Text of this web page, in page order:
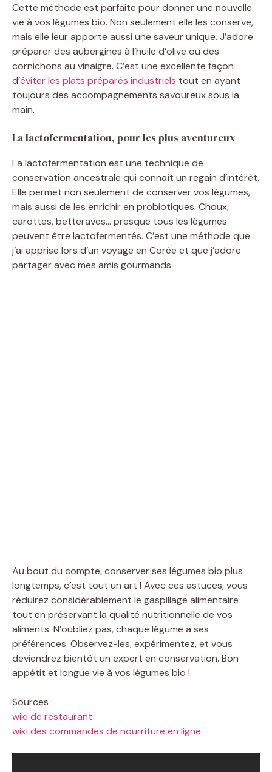
Cette méthode est parfaite pour donner une nouvelle
vie à vos légumes bio. Non seulement elle les conserve,
mais elle leur apporte aussi une saveur unique. J’adore
préparer des aubergines à l’huile d’olive ou des
cornichons au vinaigre. C’est une excellente façon
d’éviter les plats préparés industriels tout en ayant
toujours des accompagnements savoureux sous la
main.
La lactofermentation, pour les plus aventureux
La lactofermentation est une technique de
conservation ancestrale qui connaît un regain d’intérêt.
Elle permet non seulement de conserver vos légumes,
mais aussi de les enrichir en probiotiques. Choux,
carottes, betteraves… presque tous les légumes
peuvent être lactofermentés. C’est une méthode que
j’ai apprise lors d’un voyage en Corée et que j’adore
partager avec mes amis gourmands.
Au bout du compte, conserver ses légumes bio plus
longtemps, c’est tout un art ! Avec ces astuces, vous
réduirez considérablement le gaspillage alimentaire
tout en préservant la qualité nutritionnelle de vos
aliments. N’oubliez pas, chaque légume a ses
préférences. Observez-les, expérimentez, et vous
deviendrez bientôt un expert en conservation. Bon
appétit et longue vie à vos légumes bio !
Sources :
wiki de restaurant
wiki des commandes de nourriture en ligne